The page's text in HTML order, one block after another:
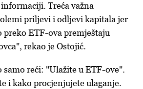
Treća važna
priljevi i odljevi kapitala jer
preko ETF-ova premještaju
rekao je Ostojić.
reći: "Ulažite u ETF-ove".
i kako procjenjujete ulaganje.